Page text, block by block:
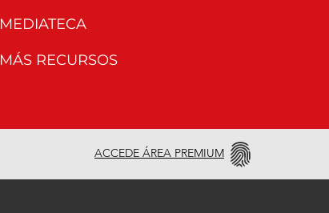
MEDIATECA
MÁS RECURSOS
ACCEDE ÁREA PREMIUM